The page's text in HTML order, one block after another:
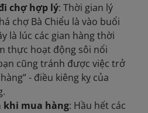
chợ hợp lý: Thời gian lý
chợ Bà Chiểu là vào buổi
là lúc các gian hàng thời
thực hoạt động sôi nổi
cũng tránh được việc trở
- điều kiêng kỵ của
khi mua hàng: Hầu hết các